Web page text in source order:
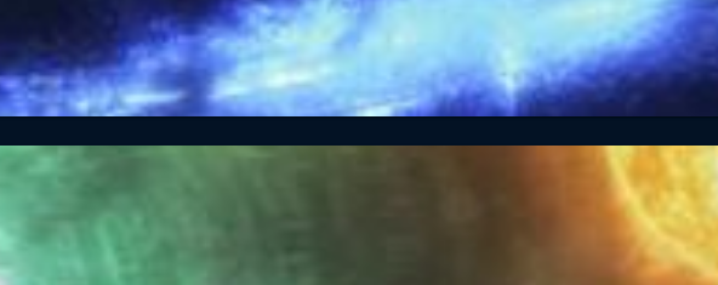
durch Zeit und Raum: Staffel 1, Folge 45: Dunkle Materie